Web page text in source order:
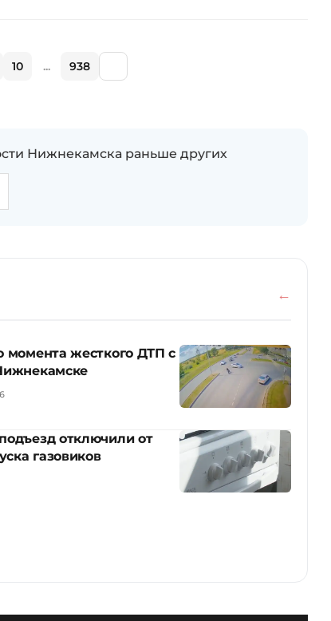
10 ... 938
Нижнекамска раньше других
момента жесткого ДТП с
отключили от
газовиков